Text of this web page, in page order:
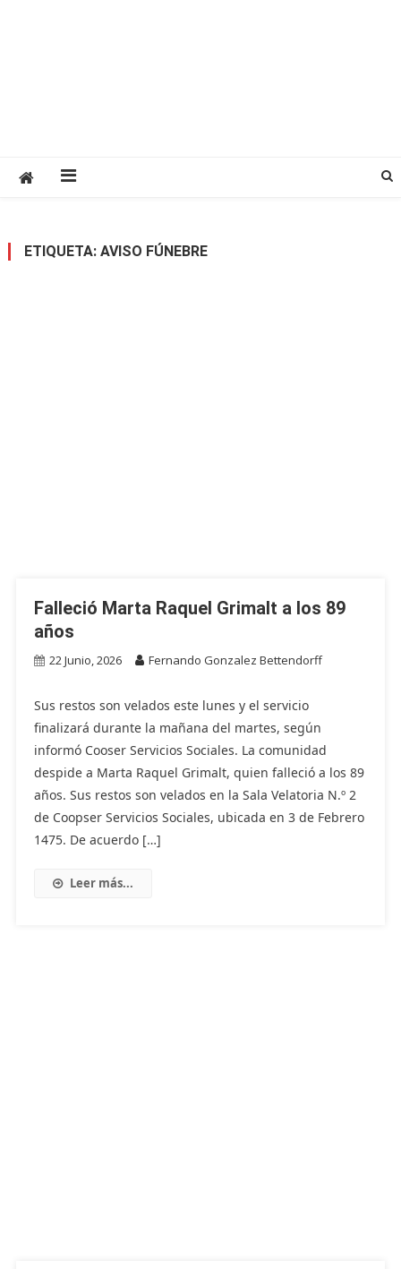
ETIQUETA: AVISO FÚNEBRE
Falleció Marta Raquel Grimalt a los 89
años
22 Junio, 2026 Fernando Gonzalez Bettendorff
Sus restos son velados este lunes y el servicio
finalizará durante la mañana del martes, según
informó Cooser Servicios Sociales. La comunidad
despide a Marta Raquel Grimalt, quien falleció a los 89
años. Sus restos son velados en la Sala Velatoria N.º 2
de Coopser Servicios Sociales, ubicada en 3 de Febrero
1475. De acuerdo […]
Leer más...